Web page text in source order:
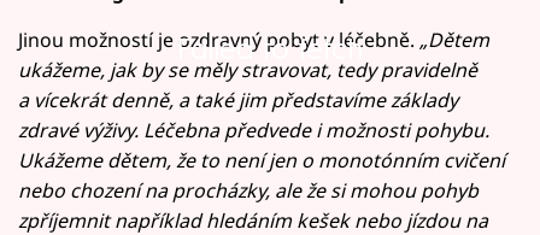
Failed to fetch
Jinou možností je ozdravný pobyt v léčebně. „Dětem
ukážeme, jak by se měly stravovat, tedy pravidelně
a vícekrát denně, a také jim představíme základy
zdravé výživy. Léčebna předvede i možnosti pohybu.
Ukážeme dětem, že to není jen o monotónním cvičení
nebo chození na procházky, ale že si mohou pohyb
zpříjemnit například hledáním kešek nebo jízdou na